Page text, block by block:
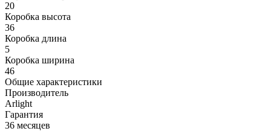
20
Коробка высота
36
Коробка длина
5
Коробка ширина
46
Общие характеристики
Производитель
Arlight
Гарантия
36 месяцев